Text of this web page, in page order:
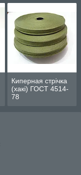
Киперная стрічка
(хакі) ГОСТ 4514-
78